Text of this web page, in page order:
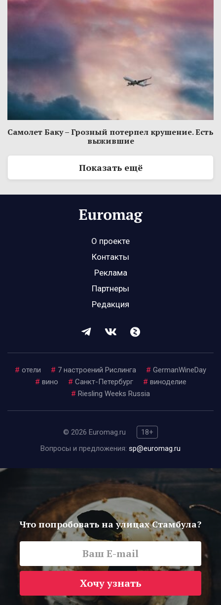
Самолет Баку – Грозный потерпел крушение. Есть
выжившие
Показать ещё
О проекте
Контакты
Реклама
Партнеры
Редакция
# отели # 7 настроений Рислинга # GermanWineDay
# вино # Санкт-Петербург # виноделие
# Riesling Weeks Russia
© 2026 Euromag.ru
18+
Вопросы и предложения: sp@euromag.ru
Что попробовать на улицах Стамбула?
Хочу узнать